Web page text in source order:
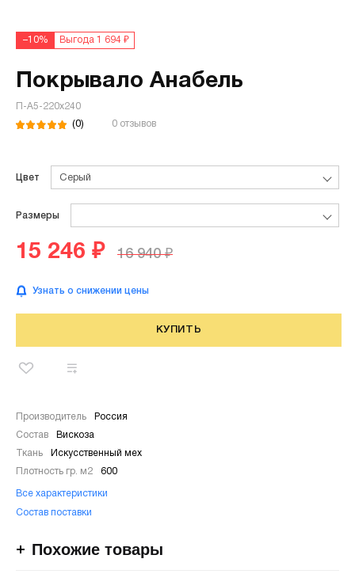
–10% Выгода 1 694 ₽
Покрывало Анабель
П-А5-220х240
(0) 0 отзывов
Цвет Серый
Размеры
15 246 ₽ 16 940 ₽
Узнать о снижении цены
КУПИТЬ
Производитель Россия
Состав Вискоза
Ткань Искусственный мех
Плотность гр. м2 600
Все характеристики
Состав поставки
Похожие товары